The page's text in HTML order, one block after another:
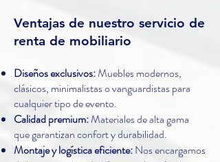
Ventajas de nuestro servicio de
renta de mobiliario
Diseños exclusivos:Muebles modernos,
clásicos, minimalistas o vanguardistas para
cualquier tipo de evento.
Calidad premium:Materiales de alta gama
que garantizan confort y durabilidad.
Montaje y logística eficiente:Nos encargamos